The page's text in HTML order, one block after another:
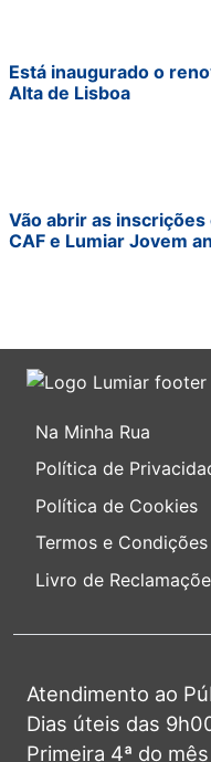
Está inaugurado o
Alta de Lisboa
Vão abrir as inscrições
CAF e Lumiar Jovem
Na Minha Rua
Política de
Política de Cookies
Termos e Condições
Livro de
Atendimento ao
Dias úteis das
Primeira 4ª do